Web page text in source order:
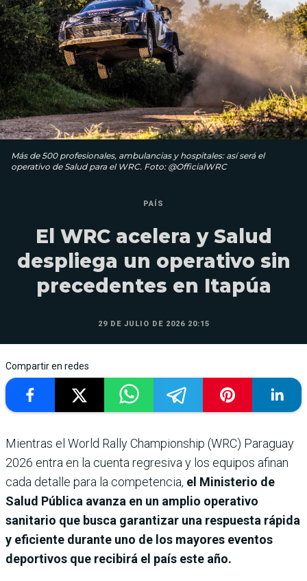
Más de 500 profesionales, ambulancias y hospitales: así será el
operativo de Salud para el WRC. Foto: @OfficialWRC
PAÍS
El WRC acelera y Salud
despliega un operativo sin
precedentes en Itapúa
29 DE JULIO DE 2026 20:15
Compartir en redes
Mientras el World Rally Championship (WRC) Paraguay
2026 entra en la cuenta regresiva y los equipos afinan
cada detalle para la competencia, el Ministerio de
Salud Pública avanza en un amplio operativo
sanitario que busca garantizar una respuesta rápida
y eficiente durante uno de los mayores eventos
deportivos que recibirá el país este año.